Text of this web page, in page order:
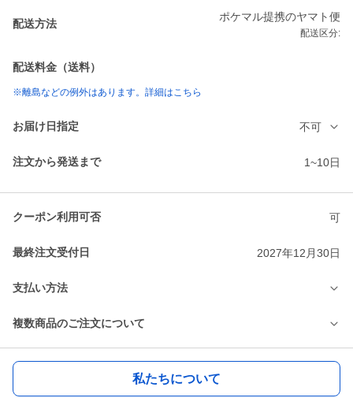
配送方法
ポケマル提携のヤマト便
配送区分:
配送料金（送料）
※離島などの例外はあります。詳細はこちら
お届け日指定 不可
注文から発送まで 1~10日
クーポン利用可否 可
最終注文受付日 2027年12月30日
支払い方法
複数商品のご注文について
私たちについて